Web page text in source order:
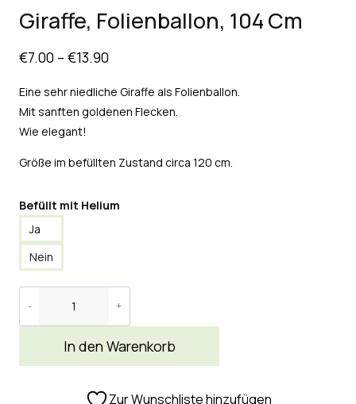
Giraffe, Folienballon, 104 Cm
€7.00 – €13.90
Eine sehr niedliche Giraffe als Folienballon.
Mit sanften goldenen Flecken.
Wie elegant!
Größe im befüllten Zustand circa 120 cm.
Befüllt mit Helium
Ja
Nein
In den Warenkorb
Zur Wunschliste hinzufügen